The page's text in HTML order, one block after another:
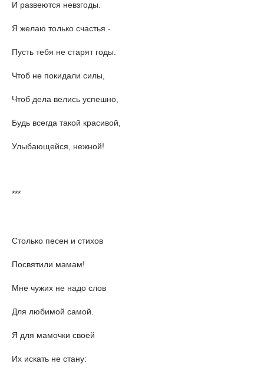
И развеются невзгоды.
Я желаю только счастья -
Пусть тебя не старят годы.
Чтоб не покидали силы,
Чтоб дела велись успешно,
Будь всегда такой красивой,
Улыбающейся, нежной!
***
Столько песен и стихов
Посвятили мамам!
Мне чужих не надо слов
Для любимой самой.
Я для мамочки своей
Их искать не стану: